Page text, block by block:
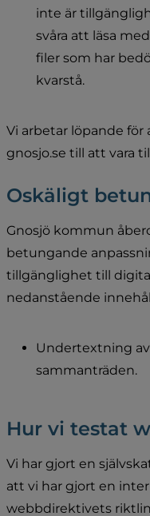
inte är
svåra att läsa
filer som har
kvarstå.
Vi arbetar löpande för
gnosjo.se till att vara
Oskäligt
Gnosjö kommun
betungande
tillgänglighet till
nedanstående
Undertextning
sammanträden.
Hur vi testat
Vi har gjort en
att vi har gjort en
webbdirektivets